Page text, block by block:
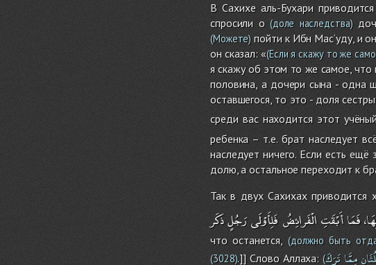
В Сахихе аль-Бухари
спросили о(доле наследства)
(Можете) пойти к Ибн Мас‘уду, и
он сказал: «(Если я скажу то же
я скажу об этом то же самое, что
половина, а дочери сына - одна
оставшегося, то это - доля
среди вас находится этот
ребенка – т.е. брат наследует
наследует ничего. Если есть
долю, а остальное переходит к
Так в двух Сахихах приводится
فَمَاأَبْقَتِالْفَرائِضُفَلِأَوْلَىرَجُلٍذَكَر
что останется, (должно быть
(3028).]] Слово Аллаха: ( مِمَّاتَرَكَ